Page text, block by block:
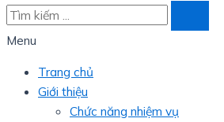
Menu
Trang chủ
Giới thiệu
Chức năng nhiệm vụ